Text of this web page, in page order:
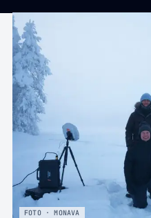
FOTO · MONAVA